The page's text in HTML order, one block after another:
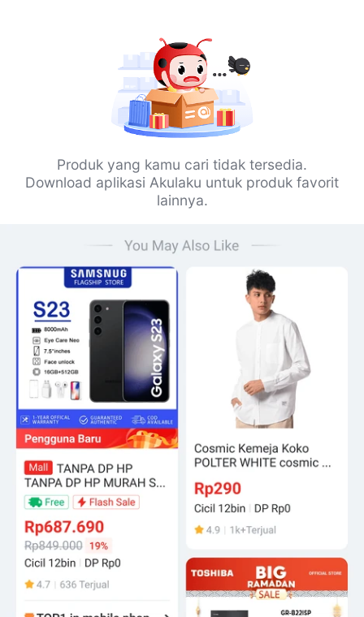
Produk yang kamu cari tidak tersedia.
Download aplikasi Akulaku untuk produk favorit
lainnya.